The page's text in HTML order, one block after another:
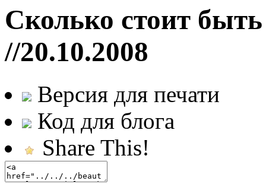
Сколько стоит
//20.10.2008
Версия для печати
Код для блога
Share This!